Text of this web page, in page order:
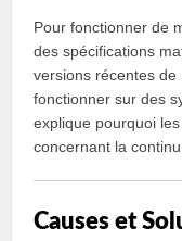
Pour fonctionner de
des spécifications
versions récentes
fonctionner sur des
explique pourquoi
concernant la
Causes et